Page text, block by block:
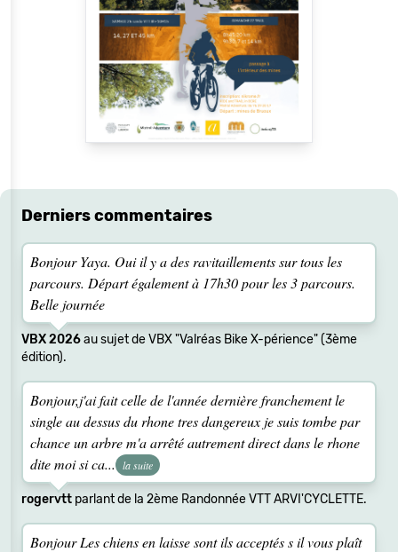
Derniers commentaires
Bonjour Yaya. Oui il y a des ravitaillements sur tous les
parcours. Départ également à 17h30 pour les 3 parcours.
Belle journée
VBX 2026au sujet de VBX "Valréas Bike X-périence" (3ème
édition).
Bonjour,j'ai fait celle de l'année dernière franchement le
single au dessus du rhone tres dangereux je suis tombe par
chance un arbre m'a arrêté autrement direct dans le rhone
dite moi si ca...
la suite
rogervtt parlant de la 2ème Randonnée VTT ARVI'CYCLETTE.
Bonjour Les chiens en laisse sont ils acceptés s il vous plaît